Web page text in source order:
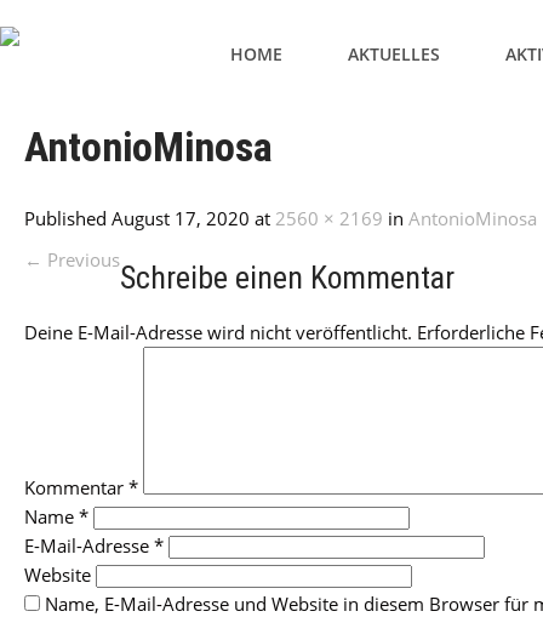
HOME AKTUELLES
AntonioMinosa
Published August 17, 2020 at 2560 × 2169 in AntonioMinosa
← PreviousSchreibe einen Kommentar
Deine E-Mail-Adresse wird nicht veröffentlicht. Erforderliche
Kommentar *
Name *
E-Mail-Adresse *
Website
Name, E-Mail-Adresse und Website in diesem Browser für